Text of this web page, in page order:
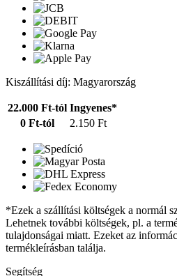
Kiszállítási díj: Magyarország
22.000 Ft-tól Ingyenes*
0 Ft-tól
2.150 Ft
*Ezek a szállítási költségek a normál
Lehetnek további költségek, pl. a
tulajdonságai miatt. Ezeket az
termékleírásban találja.
Segítség